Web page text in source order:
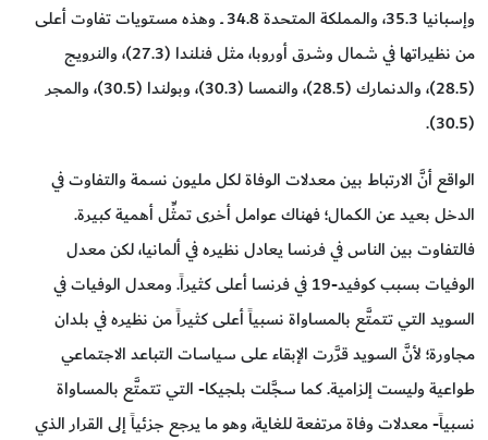
وإسبانيا 35.3، والمملكة المتحدة 34.8 ــ وهذه مستويات تفاوت أعلى
من نظيراتها في شمال وشرق أوروبا، مثل فنلندا (27.3)، والنرويج
(28.5)، والدنمارك (28.5)، والنمسا (30.3)، وبولندا (30.5)، والمجر
(30.5).
الواقع أنَّ الارتباط بين معدلات الوفاة لكل مليون نسمة والتفاوت في
الدخل بعيد عن الكمال؛ فهناك عوامل أخرى تمثِّل أهمية كبيرة.
فالتفاوت بين الناس في فرنسا يعادل نظيره في ألمانيا، لكن معدل
الوفيات بسبب كوفيد-19 في فرنسا أعلى كثيراً. ومعدل الوفيات في
السويد التي تتمتَّع بالمساواة نسبياً أعلى كثيراً من نظيره في بلدان
مجاورة؛ لأنَّ السويد قرَّرت الإبقاء على سياسات التباعد الاجتماعي
طواعية وليست إلزامية. كما سجَّلت بلجيكا- التي تتمتَّع بالمساواة
نسبياً- معدلات وفاة مرتفعة للغاية، وهو ما يرجع جزئياً إلى القرار الذي